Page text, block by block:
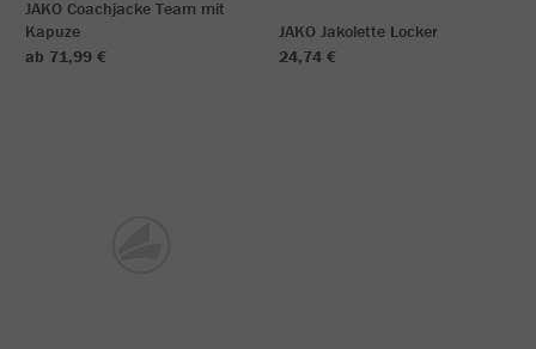
JAKO Coachjacke Team mit
Kapuze
ab 71,99 €
JAKO Jakolette Locker
24,74 €